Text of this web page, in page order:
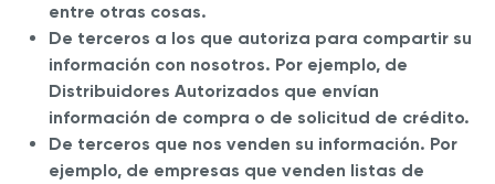
entre otras cosas.
De terceros a los que autoriza para compartir su
información con nosotros. Por ejemplo, de
Distribuidores Autorizados que envían
información de compra o de solicitud de crédito.
De terceros que nos venden su información. Por
ejemplo, de empresas que venden listas de